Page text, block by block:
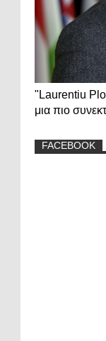
"Laurentiu
μια πιο
FACEBOOK